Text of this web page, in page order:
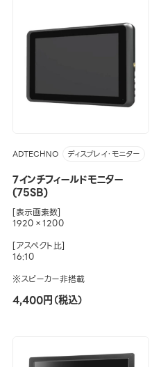
ADTECHNO ディスプレイ・モニター
7インチフィールドモニター
(75SB)
[表示画素数]
1920×1200
[アスペクト比]
16:10
※スピーカー非搭載
4,400円（税込）